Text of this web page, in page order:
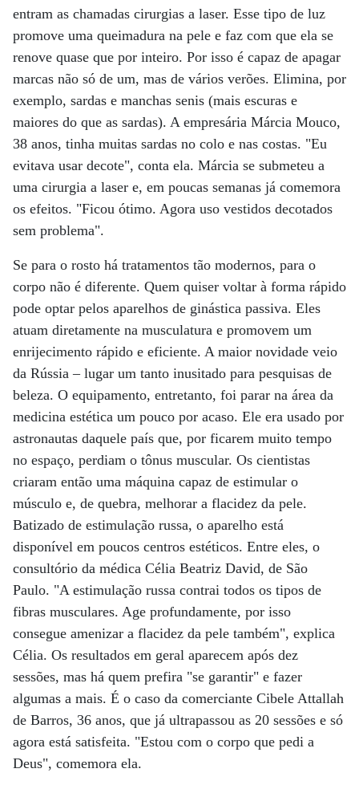
entram as chamadas cirurgias a laser. Esse tipo de luz
promove uma queimadura na pele e faz com que ela se
renove quase que por inteiro. Por isso é capaz de apagar
marcas não só de um, mas de vários verões. Elimina, por
exemplo, sardas e manchas senis (mais escuras e
maiores do que as sardas). A empresária Márcia Mouco,
38 anos, tinha muitas sardas no colo e nas costas. "Eu
evitava usar decote", conta ela. Márcia se submeteu a
uma cirurgia a laser e, em poucas semanas já comemora
os efeitos. "Ficou ótimo. Agora uso vestidos decotados
sem problema".
Se para o rosto há tratamentos tão modernos, para o
corpo não é diferente. Quem quiser voltar à forma rápido
pode optar pelos aparelhos de ginástica passiva. Eles
atuam diretamente na musculatura e promovem um
enrijecimento rápido e eficiente. A maior novidade veio
da Rússia – lugar um tanto inusitado para pesquisas de
beleza. O equipamento, entretanto, foi parar na área da
medicina estética um pouco por acaso. Ele era usado por
astronautas daquele país que, por ficarem muito tempo
no espaço, perdiam o tônus muscular. Os cientistas
criaram então uma máquina capaz de estimular o
músculo e, de quebra, melhorar a flacidez da pele.
Batizado de estimulação russa, o aparelho está
disponível em poucos centros estéticos. Entre eles, o
consultório da médica Célia Beatriz David, de São
Paulo. "A estimulação russa contrai todos os tipos de
fibras musculares. Age profundamente, por isso
consegue amenizar a flacidez da pele também", explica
Célia. Os resultados em geral aparecem após dez
sessões, mas há quem prefira "se garantir" e fazer
algumas a mais. É o caso da comerciante Cibele Attallah
de Barros, 36 anos, que já ultrapassou as 20 sessões e só
agora está satisfeita. "Estou com o corpo que pedi a
Deus", comemora ela.